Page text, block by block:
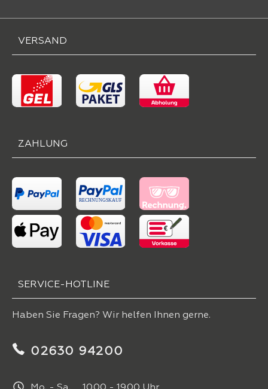
VERSAND
ZAHLUNG
SERVICE-HOTLINE
Haben Sie Fragen? Wir helfen Ihnen gerne.
02630 94200